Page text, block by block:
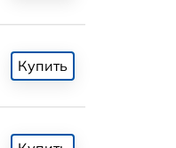
Купить